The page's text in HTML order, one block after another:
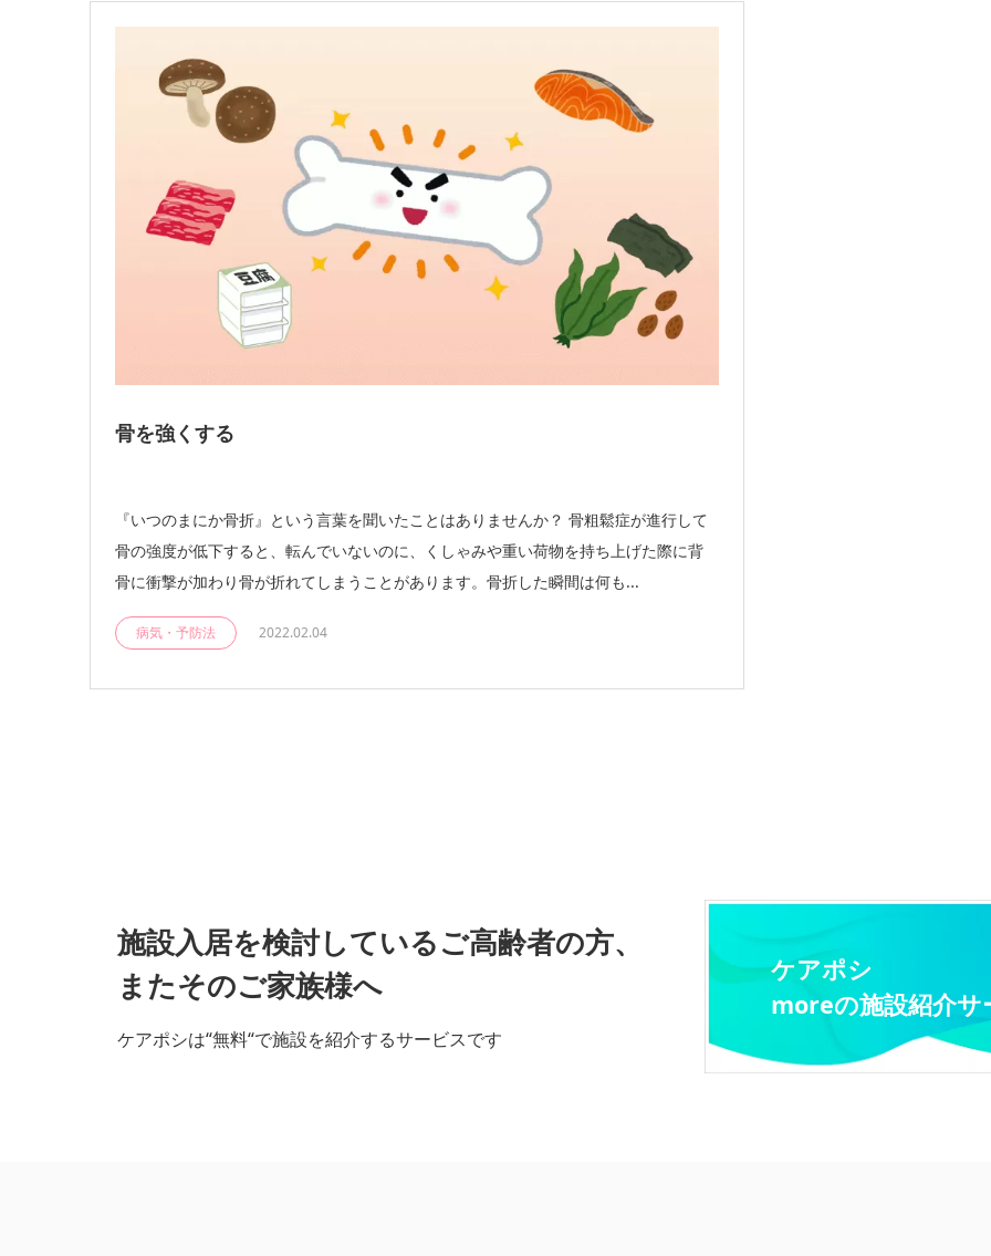
骨を強くする
『いつのまにか骨折』という言葉を聞いたことはありませんか？ 骨粗鬆症が進行して
骨の強度が低下すると、転んでいないのに、くしゃみや重い荷物を持ち上げた際に背
骨に衝撃が加わり骨が折れてしまうことがあります。骨折した瞬間は何も...
病気・予防法 2022.02.04
施設入居を検討しているご高齢者の方、
またそのご家族様へ
ケアポシは“無料“で施設を紹介するサービスです
ケアポシ
moreの施設紹介サ